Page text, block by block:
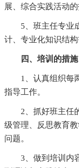
展、综合实践活动的
5、班主任专业
计、专业化知识结构
四、培训的措施
1、认真组织每
指导工作。
2、抓好班主任
级管理、反思教育
问题。
3、做到培训内